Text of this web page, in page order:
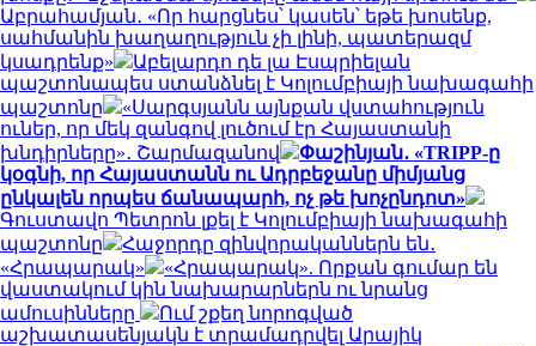
Աբրահամյան․ «Որ հարցնես՝ կասեն՝ եթե խոսենք,
սահմանին խաղաղություն չի լինի, պատերազմ
կսադրենք»
Աբելարդո դե լա Էսպրիելան
պաշտոնապես ստանձնել է Կոլումբիայի նախագահի
պաշտոնը
«Սարգսյանն այնքան վստահություն
ուներ, որ մեկ զանգով լուծում էր Հայաստանի
խնդիրները»․ Շարմազանով
Փաշինյան․ «TRIPP-ը
կօգնի, որ Հայաստանն ու Ադրբեջանը միմյանց
ընկալեն որպես ճանապարհ, ոչ թե խոչընդոտ»
Գուստավո Պետրոն լքել է Կոլումբիայի նախագահի
պաշտոնը
Հաջորդը զինվորականներն են․
«Հրապարակ»
«Հրապարակ». Որքան գումար են
վաստակում կին նախարարներն ու նրանց
ամուսինները
Ում շքեղ նորոգված
աշխատասենյակն է տրամադրվել Արայիկ